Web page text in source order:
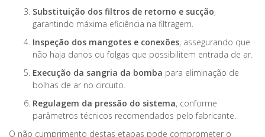
Substituição dos filtros de retorno e sucção,
garantindo máxima eficiência na filtragem.
Inspeção dos mangotes e conexões, assegurando que
não haja danos ou folgas que possibilitem entrada de ar.
Execução da sangria da bomba para eliminação de
bolhas de ar no circuito.
Regulagem da pressão do sistema, conforme
parâmetros técnicos recomendados pelo fabricante.
O não cumprimento destas etapas pode comprometer o